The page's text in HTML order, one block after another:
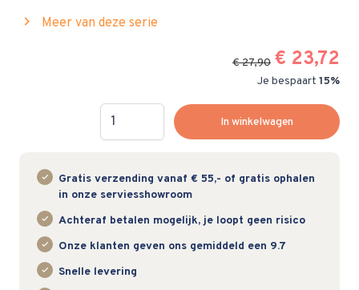
chevron_right Meer van deze serie
€ 27,90 € 23,72
Je bespaart 15%
Hoeveelheid
In winkelwagen
Gratis verzending vanaf € 55,- of gratis ophalen
in onze serviesshowroom
Achteraf betalen mogelijk, je loopt geen risico
Onze klanten geven ons gemiddeld een 9.7
Snelle levering